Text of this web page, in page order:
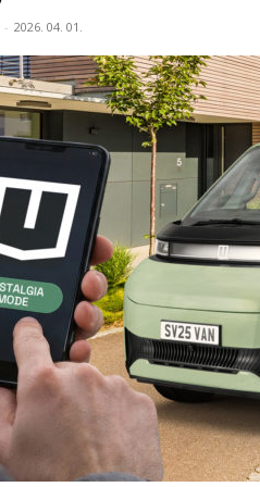
- 2026. 04. 01.